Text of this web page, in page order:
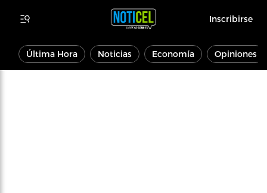
Inscribirse
Última Hora Noticias Economía Opiniones